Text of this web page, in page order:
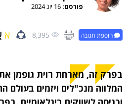
פורסם:
הוספת תגובה 8,395 א
בפרק זה, מארחת רוית גופמן את
המלווה מנכ"לים ויזמים בעולם